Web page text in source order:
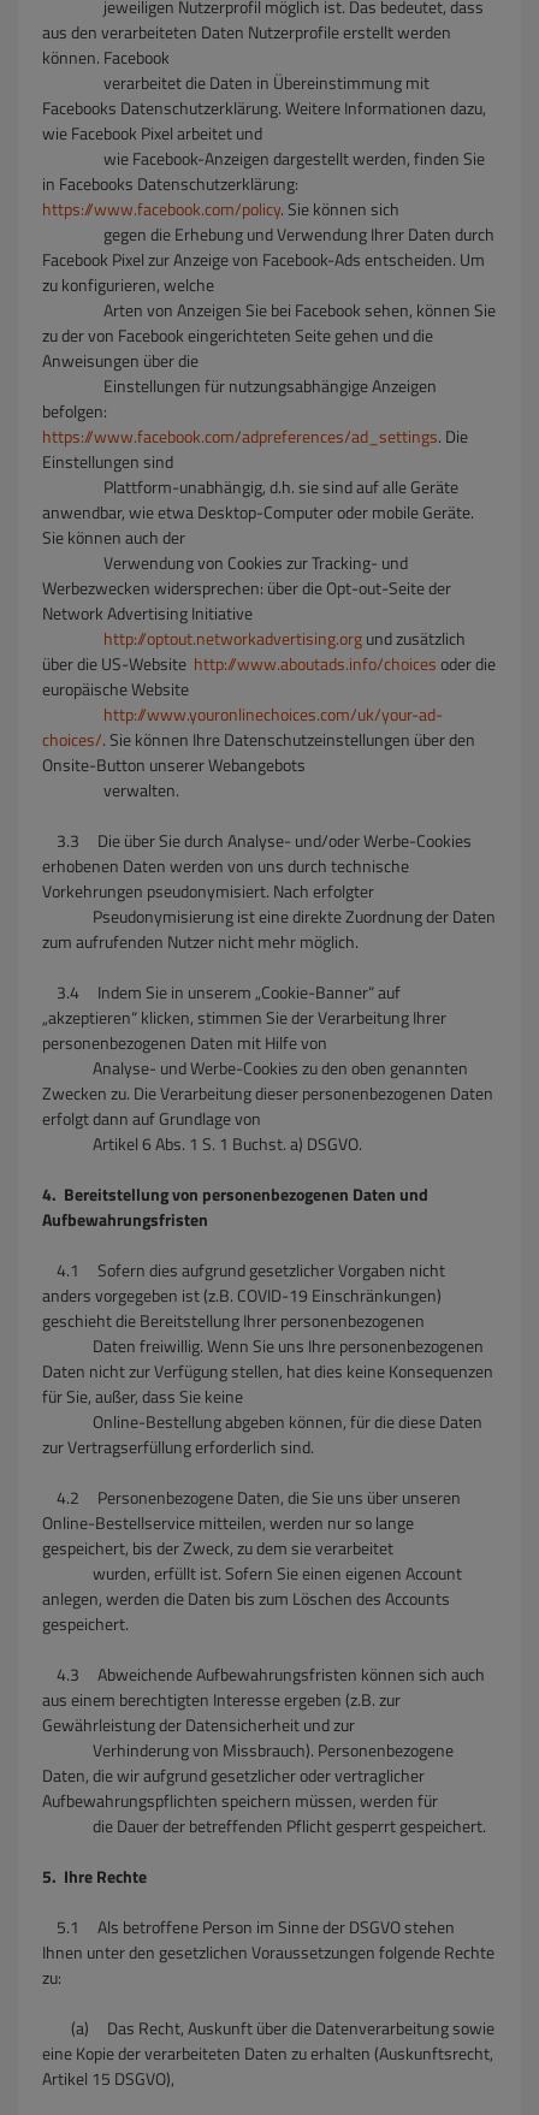
jeweiligen Nutzerprofil möglich ist. Das bedeutet, dass
aus den verarbeiteten Daten Nutzerprofile erstellt werden
können. Facebook
verarbeitet die Daten in Übereinstimmung mit
Facebooks Datenschutzerklärung. Weitere Informationen dazu,
wie Facebook Pixel arbeitet und
wie Facebook-Anzeigen dargestellt werden, finden Sie
in Facebooks Datenschutzerklärung:
https://www.facebook.com/policy. Sie können sich
gegen die Erhebung und Verwendung Ihrer Daten durch
Facebook Pixel zur Anzeige von Facebook-Ads entscheiden. Um
zu konfigurieren, welche
Arten von Anzeigen Sie bei Facebook sehen, können Sie
zu der von Facebook eingerichteten Seite gehen und die
Anweisungen über die
Einstellungen für nutzungsabhängige Anzeigen
befolgen:
https://www.facebook.com/adpreferences/ad_settings. Die
Einstellungen sind
Plattform-unabhängig, d.h. sie sind auf alle Geräte
anwendbar, wie etwa Desktop-Computer oder mobile Geräte.
Sie können auch der
Verwendung von Cookies zur Tracking- und
Werbezwecken widersprechen: über die Opt-out-Seite der
Network Advertising Initiative
http://optout.networkadvertising.orgund zusätzlich
über die US-Website http://www.aboutads.info/choicesoder die
europäische Website
http://www.youronlinechoices.com/uk/your-ad-
choices/. Sie können Ihre Datenschutzeinstellungen über den
Onsite-Button unserer Webangebots
verwalten.
3.3 Die über Sie durch Analyse- und/oder Werbe-Cookies
erhobenen Daten werden von uns durch technische
Vorkehrungen pseudonymisiert. Nach erfolgter
Pseudonymisierung ist eine direkte Zuordnung der Daten
zum aufrufenden Nutzer nicht mehr möglich.
3.4 Indem Sie in unserem „Cookie-Banner“ auf
„akzeptieren“ klicken, stimmen Sie der Verarbeitung Ihrer
personenbezogenen Daten mit Hilfe von
Analyse- und Werbe-Cookies zu den oben genannten
Zwecken zu. Die Verarbeitung dieser personenbezogenen Daten
erfolgt dann auf Grundlage von
Artikel 6 Abs. 1 S. 1 Buchst. a) DSGVO.
4. Bereitstellung von personenbezogenen Daten und
Aufbewahrungsfristen
4.1 Sofern dies aufgrund gesetzlicher Vorgaben nicht
anders vorgegeben ist (z.B. COVID-19 Einschränkungen)
geschieht die Bereitstellung Ihrer personenbezogenen
Daten freiwillig. Wenn Sie uns Ihre personenbezogenen
Daten nicht zur Verfügung stellen, hat dies keine Konsequenzen
für Sie, außer, dass Sie keine
Online-Bestellung abgeben können, für die diese Daten
zur Vertragserfüllung erforderlich sind.
4.2 Personenbezogene Daten, die Sie uns über unseren
Online-Bestellservice mitteilen, werden nur so lange
gespeichert, bis der Zweck, zu dem sie verarbeitet
wurden, erfüllt ist. Sofern Sie einen eigenen Account
anlegen, werden die Daten bis zum Löschen des Accounts
gespeichert.
4.3 Abweichende Aufbewahrungsfristen können sich auch
aus einem berechtigten Interesse ergeben (z.B. zur
Gewährleistung der Datensicherheit und zur
Verhinderung von Missbrauch). Personenbezogene
Daten, die wir aufgrund gesetzlicher oder vertraglicher
Aufbewahrungspflichten speichern müssen, werden für
die Dauer der betreffenden Pflicht gesperrt gespeichert.
5. Ihre Rechte
5.1 Als betroffene Person im Sinne der DSGVO stehen
Ihnen unter den gesetzlichen Voraussetzungen folgende Rechte
zu:
(a) Das Recht, Auskunft über die Datenverarbeitung sowie
eine Kopie der verarbeiteten Daten zu erhalten (Auskunftsrecht,
Artikel 15 DSGVO),